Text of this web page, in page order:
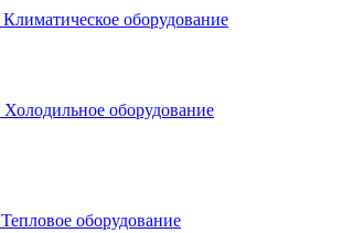
Климатическое оборудование
Холодильное оборудование
Тепловое оборудование